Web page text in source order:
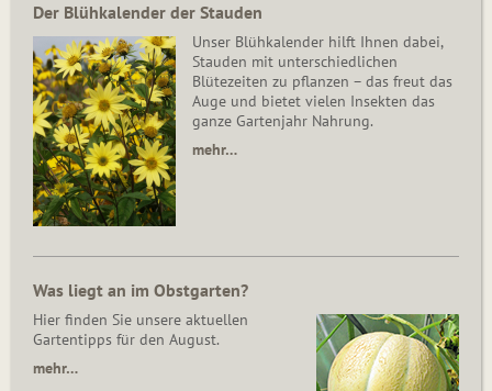
Der Blühkalender der Stauden
Unser Blühkalender hilft Ihnen dabei,
Stauden mit unterschiedlichen
Blütezeiten zu pflanzen – das freut das
Auge und bietet vielen Insekten das
ganze Gartenjahr Nahrung.
mehr…
Was liegt an im Obstgarten?
Hier finden Sie unsere aktuellen
Gartentipps für den August.
mehr…